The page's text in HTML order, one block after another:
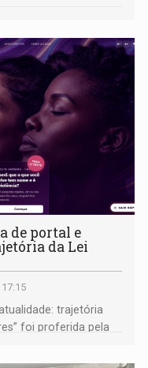
de portal e
da Lei
trajetória
foi proferida pela